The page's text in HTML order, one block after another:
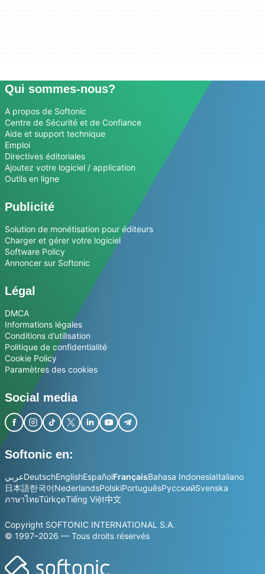
Qui sommes-nous?
A propos de Softonic
Centre de Sécurité et de Confiance
Aide et support technique
Emploi
Directives éditoriales
Ajoutez votre logiciel / application
Outils en ligne
Publicité
Solution de monétisation pour éditeurs
Charger et gérer votre logiciel
Software Policy
Annoncer sur Softonic
Légal
DMCA
Informations légales
Conditions d’utilisation
Politique de confidentialité
Cookie Policy
Paramètres des cookies
Social media
Softonic en:
عربيDeutschEnglishEspañolFrançaisBahasa IndonesiaItaliano
日本語한국어NederlandsPolskiPortuguêsРусскийSvenska
ภาษาไทยTürkçeTiếng Việt中文
Copyright SOFTONIC INTERNATIONAL S.A.
© 1997–2026 — Tous droits réservés